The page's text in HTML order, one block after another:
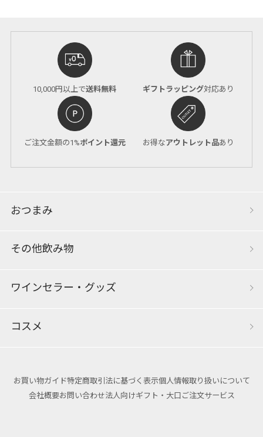
10,000円以上で送料無料 ギフトラッピング対応あり
ご注文金額の1%ポイント還元 お得なアウトレット品あり
おつまみ
その他飲み物
ワインセラー・グッズ
コスメ
お買い物ガイド特定商取引法に基づく表示個人情報取り扱いについて
会社概要お問い合わせ法人向けギフト・大口ご注文サービス